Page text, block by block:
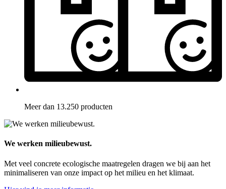
Meer dan 13.250 producten
We werken milieubewust.
Met veel concrete ecologische maatregelen dragen we bij aan het
minimaliseren van onze impact op het milieu en het klimaat.